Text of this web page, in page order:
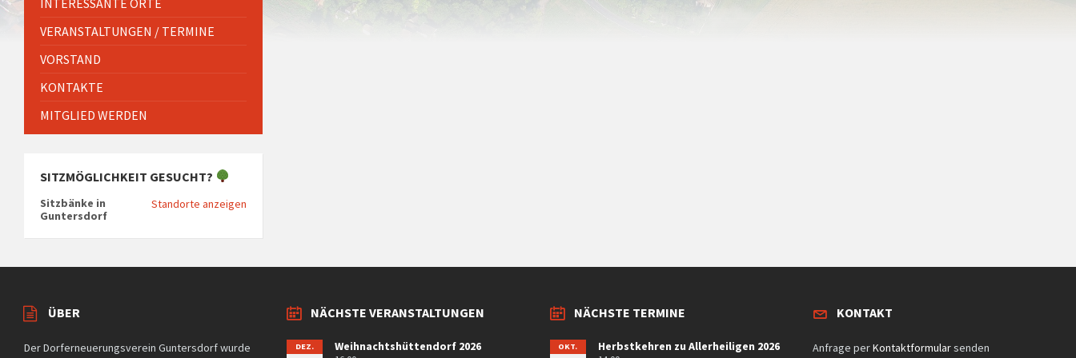
VERANSTALTUNGEN / TERMINE
VORSTAND
KONTAKTE
MITGLIED WERDEN
SITZMÖGLICHKEIT GESUCHT?
Sitzbänke in
Guntersdorf
Standorte anzeigen
ÜBER
Der Dorferneuerungsverein Guntersdorf wurde
NÄCHSTE VERANSTALTUNGEN
DEZ. Weihnachtshüttendorf 2026
NÄCHSTE TERMINE
OKT. Herbstkehren zu Allerheiligen 2026
KONTAKT
Anfrage perKontaktformularsenden